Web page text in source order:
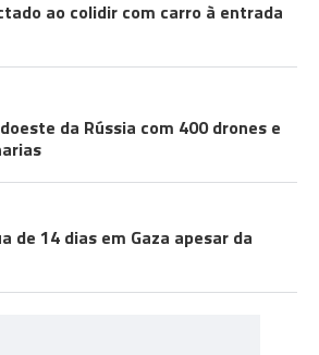
ao colidir com carro à entrada
da Rússia com 400 drones e
de 14 dias em Gaza apesar da